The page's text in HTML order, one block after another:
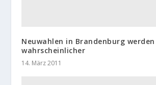
Neuwahlen in Brandenburg werden
wahrscheinlicher
14. März 2011